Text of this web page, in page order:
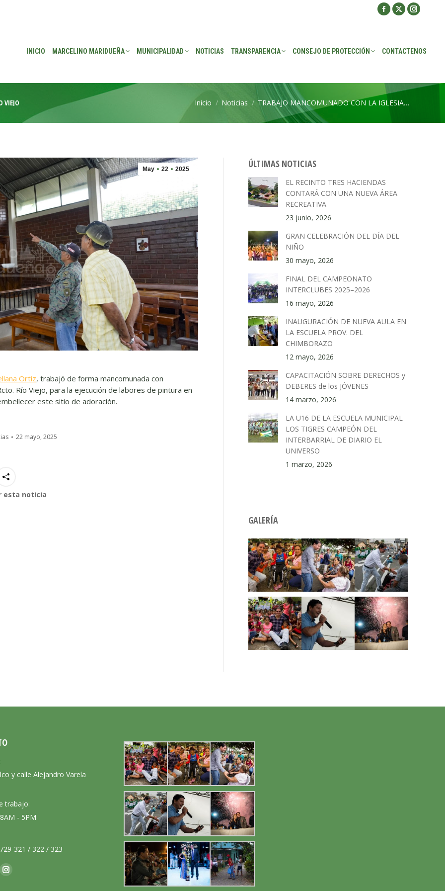
Facebook
in
X
in
in
INICIO MARCELINO MARIDUEÑA MUNICIPALIDAD NOTICIAS TRANSPARENCIA CONSEJO DE PROTECCIÓN CONTACTENOS
VIEJO Estás aquí:
Inicio Noticias TRABAJO MANCOMUNADO CON LA IGLESIA…
May 22 2025
Ortiz, trabajó de forma mancomunada con
Río Viejo, para la ejecución de labores de pintura en
este sitio de adoración.
22 mayo, 2025
esta noticia
ÚLTIMAS NOTICIAS
EL RECINTO TRES HACIENDAS
CONTARÁ CON UNA NUEVA ÁREA
RECREATIVA
23 junio, 2026
GRAN CELEBRACIÓN DEL DÍA DEL
NIÑO
30 mayo, 2026
FINAL DEL CAMPEONATO
INTERCLUBES 2025–2026
16 mayo, 2026
INAUGURACIÓN DE NUEVA AULA EN
LA ESCUELA PROV. DEL
CHIMBORAZO
12 mayo, 2026
CAPACITACIÓN SOBRE DERECHOS y
DEBERES de los JÓVENES
14 marzo, 2026
LA U16 DE LA ESCUELA MUNICIPAL
LOS TIGRES CAMPEÓN DEL
INTERBARRIAL DE DIARIO EL
UNIVERSO
1 marzo, 2026
GALERÍA
y calle Alejandro Varela
trabajo:
- 5PM
321 / 322 / 323
en:
Instagram